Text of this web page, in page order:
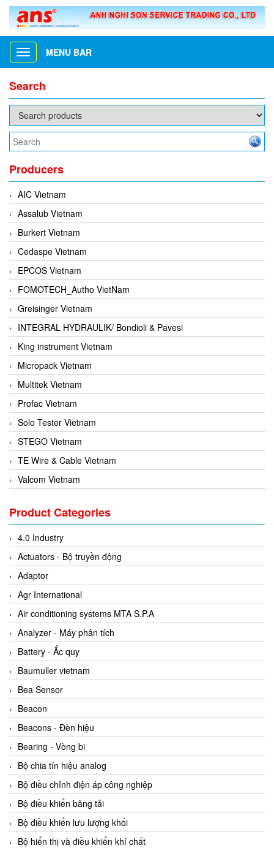
Toggle
navigation
MENU BAR
Search
Producers
AIC Vietnam
Assalub Vietnam
Burkert Vietnam
Cedaspe Vietnam
EPCOS Vietnam
FOMOTECH_Autho VietNam
Greisinger Vietnam
INTEGRAL HYDRAULIK/ Bondioli & Pavesi
King instrument Vietnam
Micropack Vietnam
Multitek Vietnam
Profac Vietnam
Solo Tester Vietnam
STEGO Vietnam
TE Wire & Cable Vietnam
Valcom Vietnam
3CTEST Vietnam
4B VietNam Vietnam
ABB Vietnam
AC Infinity Vietnam
AC&E Telecommunications
AC&T Vietnam
Accepta Vietnam
ACCUMAC Vietnam
AccuWeb Vietnam
Acey
ACOEM Vietnam
ADCA Vietnam
ADFweb Vietnam
Adler Vietnam
Ados Vietnam
Advanced Energy Vietnam
Advantech Vietnam
Agate Vietnam
Product Categories
4.0 Industry
Actuators - Bộ truyền động
Adaptor
Agr International
Air conditioning systems MTA S.P.A
Analyzer - Máy phân tích
Battery - Ắc quy
Baumuller vietnam
Bea Sensor
Beacon
Beacons - Đèn hiệu
Bearing - Vòng bi
Bộ chia tín hiệu analog
Bộ điều chỉnh điện áp công nghiệp
Bộ điều khiển băng tải
Bộ điều khiển lưu lượng khối
Bộ hiển thị và điều khiển khí chất